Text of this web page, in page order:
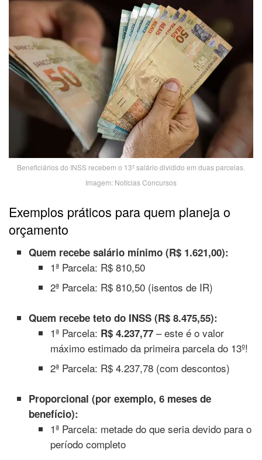
Beneficiários do INSS recebem o 13º salário dividido em duas parcelas.
Imagem: Notícias Concursos
Exemplos práticos para quem planeja o
orçamento
Quem recebe salário mínimo (R$ 1.621,00):
1ª Parcela: R$ 810,50
2ª Parcela: R$ 810,50 (isentos de IR)
Quem recebe teto do INSS (R$ 8.475,55):
1ª Parcela: R$ 4.237,77– este é o valor
máximo estimado da primeira parcela do 13º!
2ª Parcela: R$ 4.237,78 (com descontos)
Proporcional (por exemplo, 6 meses de
benefício):
1ª Parcela: metade do que seria devido para o
período completo